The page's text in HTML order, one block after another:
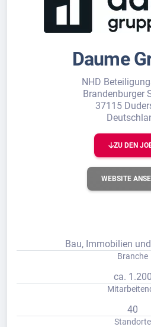
Daume
NHD
Brandenburger
37115
ZU DEN
WEBSITE
Bau, Immobilien
Branche
ca. 1.200
40
Standorte